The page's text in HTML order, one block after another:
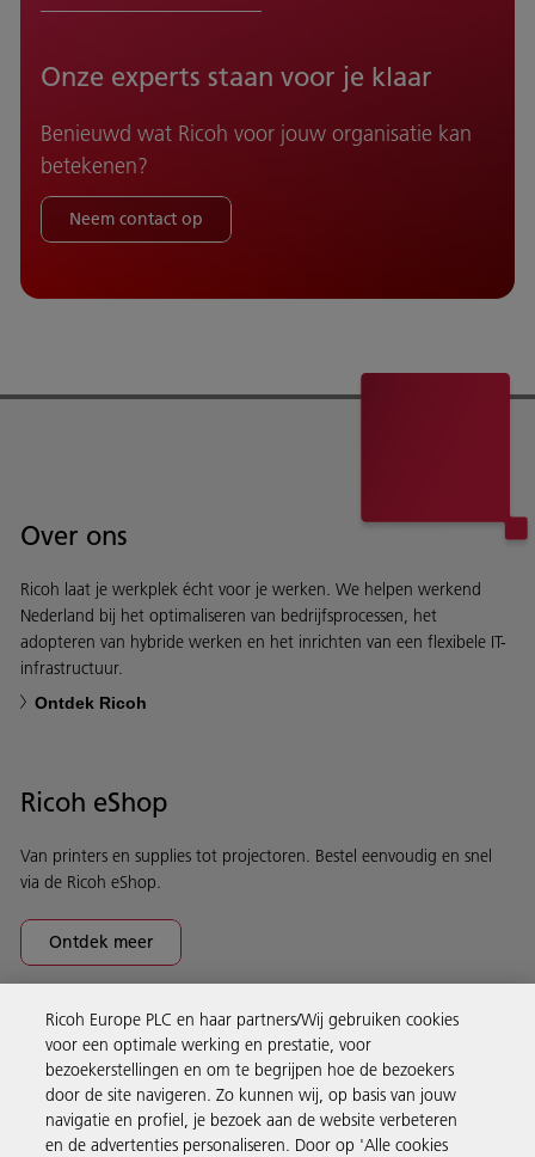
Onze experts staan voor je klaar
Benieuwd wat Ricoh voor jouw organisatie kan
betekenen?
Neem contact op
Over ons
Ricoh laat je werkplek écht voor je werken. We helpen werkend
Nederland bij het optimaliseren van bedrijfsprocessen, het
adopteren van hybride werken en het inrichten van een flexibele IT-
infrastructuur.
Ontdek Ricoh
Ricoh eShop
Van printers en supplies tot projectoren. Bestel eenvoudig en snel
via de Ricoh eShop.
Ontdek meer
Business Solutions
Producten en services
Ricoh Europe PLC en haar partners/Wij gebruiken cookies
voor een optimale werking en prestatie, voor
bezoekerstellingen en om te begrijpen hoe de bezoekers
door de site navigeren. Zo kunnen wij, op basis van jouw
navigatie en profiel, je bezoek aan de website verbeteren
en de advertenties personaliseren. Door op 'Alle cookies